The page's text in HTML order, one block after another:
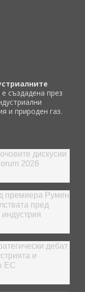
е създадена през
и природен газ.
дискусии
2026
премиера Румен
пред
дебат
и
ЕС